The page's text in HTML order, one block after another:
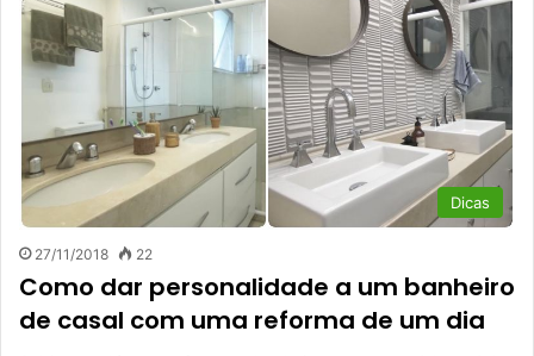
Dicas
27/11/2018 22
Como dar personalidade a um banheiro
de casal com uma reforma de um dia